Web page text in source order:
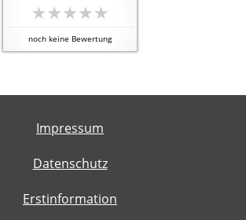
noch keine Bewertung
Impressum
Datenschutz
Erstinformation